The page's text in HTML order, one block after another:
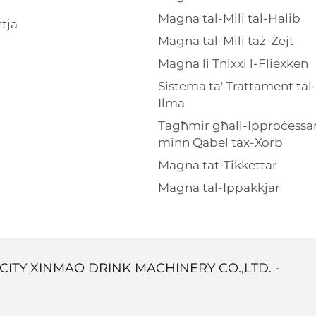
Magna tal-Mili tal-Ħalib
Magna tal-Mili taż-Żejt
Magna li Tnixxi l-Fliexken
Sistema ta' Trattament tal-
Ilma
Tagħmir għall-
minn Qabel tax-Xorb
Magna tat-Tikkettar
Magna tal-Ippakkjar
XINMAO DRINK MACHINERY CO.,LTD. -